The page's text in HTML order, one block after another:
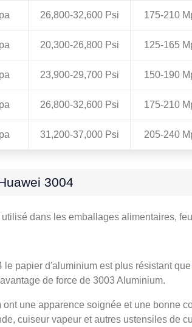
26,800-32,600 Psi 175-210
20,300-26,800 Psi 125-165
23,900-29,700 Psi 150-190
26,800-32,600 Psi 175-210
31,200-37,000 Psi 205-240
3004
dans les emballages alimentaires,
papier d'aluminium est plus résistant que
de force de 3003 Aluminium.
une apparence soignée et une bonne
cuiseur vapeur et autres ustensiles de